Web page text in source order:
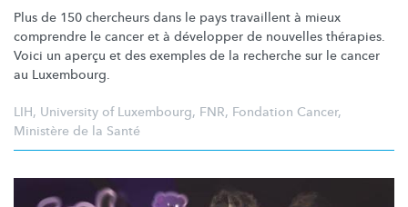
Plus de 150 chercheurs dans le pays travaillent à mieux
comprendre le cancer et à développer de nouvelles thérapies.
Voici un aperçu et des exemples de la recherche sur le cancer
au Luxembourg.
LIH, University of Luxembourg, FNR, Fondation Cancer,
Ministère de la Santé